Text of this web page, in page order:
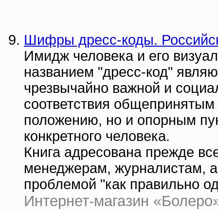
Шифры дресс-коды.
Имидж человека и его
названием "дресс-код"
чрезвычайно важной и
соответствия
положению, но и опорным
конкретного человека.
Книга адресована прежде
менеджерам, журналистам, а
проблемой "как правильно
Интернет-магазин